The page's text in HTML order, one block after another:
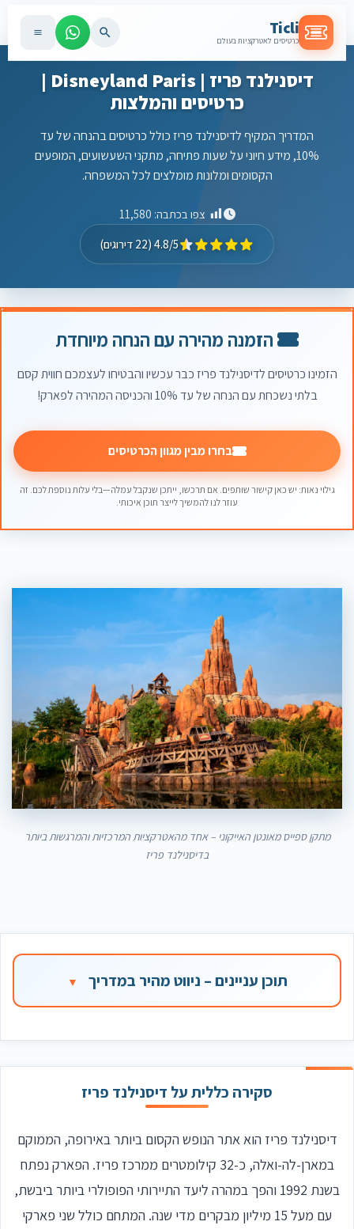
Ticli
כרטיסים לאטרקציות בעולם
דיסנילנד פריז | Disneyland Paris |
כרטיסים והמלצות
המדריך המקיף לדיסנילנד פריז כולל כרטיסים בהנחה של עד
10%, מידע חיוני על שעות פתיחה, מתקני השעשועים, המופעים
הקסומים ומלונות מומלצים לכל המשפחה.
צפו בכתבה: 11,580
4.8/5 (22 דירוגים)
הזמנה מהירה עם הנחה מיוחדת
הזמינו כרטיסים לדיסנילנד פריז כבר עכשיו והבטיחו לעצמכם חווית קסם
בלתי נשכחת עם הנחה של עד 10% והכניסה המהירה לפארק!
בחרו מבין מגוון הכרטיסים
גילוי נאות: יש כאן קישור שותפים. אם תרכשו, ייתכן שנקבל עמלה—בלי עלות נוספת לכם. זה
עוזר לנו להמשיך לייצר תוכן איכותי.
מתקן ספייס מאונטן האייקוני – אחד מהאטרקציות המרכזיות והמרגשות ביותר
בדיסנילנד פריז
תוכן עניינים – ניווט מהיר במדריך
סקירה כללית על דיסנילנד פריז
דיסנילנד פריז הוא אתר הנופש הקסום ביותר באירופה, הממוקם
במארן-לה-ואלה, כ-32 קילומטרים ממרכז פריז. הפארק נפתח
בשנת 1992 והפך במהרה ליעד התיירותי הפופולרי ביותר ביבשת,
עם מעל 15 מיליון מבקרים מדי שנה. המתחם כולל שני פארקי